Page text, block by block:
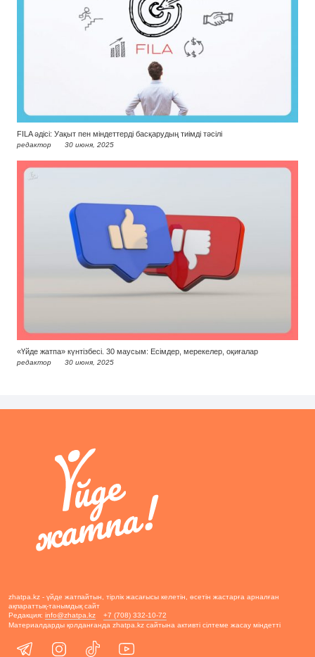
FILA әдісі: Уақыт пен міндеттерді басқарудың тиімді тәсілі
редактор 30 июня, 2025
«Үйде жатпа» күнтізбесі. 30 маусым: Есімдер, мерекелер, оқиғалар
редактор 30 июня, 2025
zhatpa.kz - үйде жатпайтын, тірлік жасағысы келетін, өсетін жастарға арналған
ақпараттық-танымдық сайт
Редакция: info@zhatpa.kz
+7 (708) 332-10-72
Материалдарды қолданғанда zhatpa.kz сайтына активті сілтеме жасау міндетті